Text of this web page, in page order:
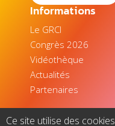
Informations
Le GRCI
Congrès 2026
Vidéothèque
Actualités
Partenaires
Ce site utilise des